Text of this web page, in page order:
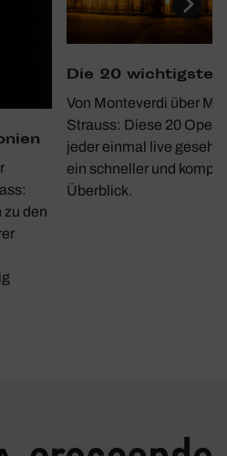
zu den
Die 20
Von Monteverdi über
Strauss: Diese 20
jeder einmal live
ein schneller und
Überblick.